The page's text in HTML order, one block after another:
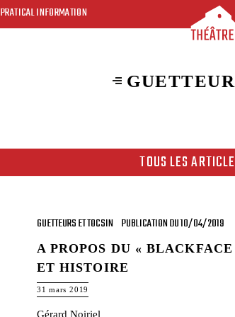
PRATICAL INFORMATION
TOUS LES
GUETTEURS ET TOCSIN PUBLICATION DU 10/04/2019
A PROPOS DU «
ET HISTOIRE
31 mars 2019
Gérard Noiriel